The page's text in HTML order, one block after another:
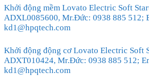
Khởi động mềm Lovato Electric Soft
ADXL0085600, Mr.Đức: 0938 885 512;
kd1@hpqtech.com
Khởi động động cơ Lovato Electric Soft
ADXT010424, Mr.Đức: 0938 885 512;
kd1@hpqtech.com